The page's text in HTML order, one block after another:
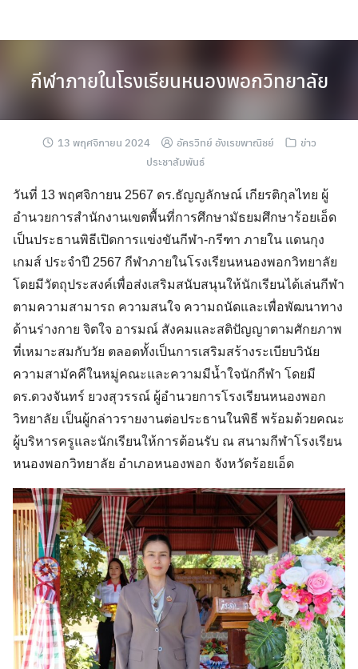
กีฬาภายในโรงเรียนหนองพอกวิทยาลัย
13 พฤศจิกายน 2024 อัครวิทย์ อังเรขพาณิชย์
ข่าว
ประชาสัมพันธ์
วันที่ 13 พฤศจิกายน 2567 ดร.ธัญญลักษณ์ เกียรติกุลไทย ผู้
อำนวยการสำนักงานเขตพื้นที่การศึกษามัธยมศึกษาร้อยเอ็ด
เป็นประธานพิธีเปิดการแข่งขันกีฬา-กรีฑา ภายใน แดนกุง
เกมส์ ประจำปี 2567 กีฬาภายในโรงเรียนหนองพอกวิทยาลัย
โดยมีวัตถุประสงค์เพื่อส่งเสริมสนับสนุนให้นักเรียนได้เล่นกีฬา
ตามความสามารถ ความสนใจ ความถนัดและเพื่อพัฒนาทาง
ด้านร่างกาย จิตใจ อารมณ์ สังคมและสติปัญญาตามศักยภาพ
ที่เหมาะสมกับวัย ตลอดทั้งเป็นการเสริมสร้างระเบียบวินัย
ความสามัคคีในหมู่คณะและความมีน้ำใจนักกีฬา โดยมี
ดร.ดวงจันทร์ ยวงสุวรรณ์ ผู้อำนวยการโรงเรียนหนองพอก
วิทยาลัย เป็นผู้กล่าวรายงานต่อประธานในพิธี พร้อมด้วยคณะ
ผู้บริหารครูและนักเรียนให้การต้อนรับ ณ สนามกีฬาโรงเรียน
หนองพอกวิทยาลัย อำเภอหนองพอก จังหวัดร้อยเอ็ด